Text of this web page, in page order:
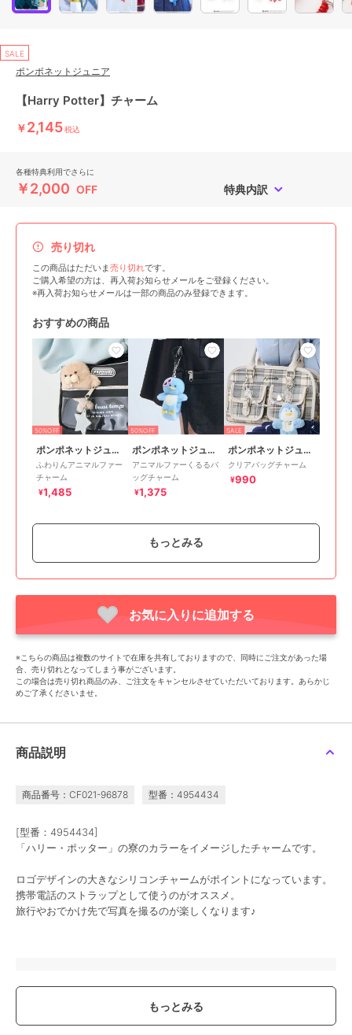
SALE
ポンポネットジュニア
【Harry Potter】チャーム
￥2,145税込
各種特典利用でさらに
￥2,000 OFF 特典内訳
売り切れ
この商品はただいま売り切れです。
ご購入希望の方は、再入荷お知らせメールをご登録ください。
※再入荷お知らせメールは一部の商品のみ登録できます。
おすすめの商品
50%OFF
ポンポネットジュニア
ふわりんアニマルファー
チャーム
¥1,485
50%OFF
ポンポネットジュニア
アニマルファーくるるバ
ッグチャーム
¥1,375
SALE
ポンポネットジュニア
クリアバッグチャーム
¥990
ポンポネットジュニア
¥1,265
もっとみる
お気に入りに追加する
※こちらの商品は複数のサイトで在庫を共有しておりますので、同時にご注文があった場
合、売り切れとなってしまう事がございます。
この場合は売り切れ商品のみ、ご注文をキャンセルさせていただいております。あらかじ
めご了承くださいませ。
商品説明
商品番号：CF021-96878 型番：4954434
[型番：4954434]
「ハリー・ポッター」の寮のカラーをイメージしたチャームです。
ロゴデザインの大きなシリコンチャームがポイントになっています。
携帯電話のストラップとして使うのがオススメ。
旅行やおでかけ先で写真を撮るのが楽しくなります♪
ナルミヤオンライン
商品カテゴリ 財布・ポーチ・ケース ／キーホ